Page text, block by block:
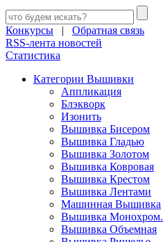
Конкурсы | Обратная связь
RSS-лента новостей
Статистика
Категории Вышивки
Аппликация
Блэкворк
Изонить
Вышивка Бисером
Вышивка Гладью
Вышивка Золотом
Вышивка Ковровая
Вышивка Крестом
Вышивка Лентами
Машинная Вышивка
Вышивка Монохром.
Вышивка Объемная